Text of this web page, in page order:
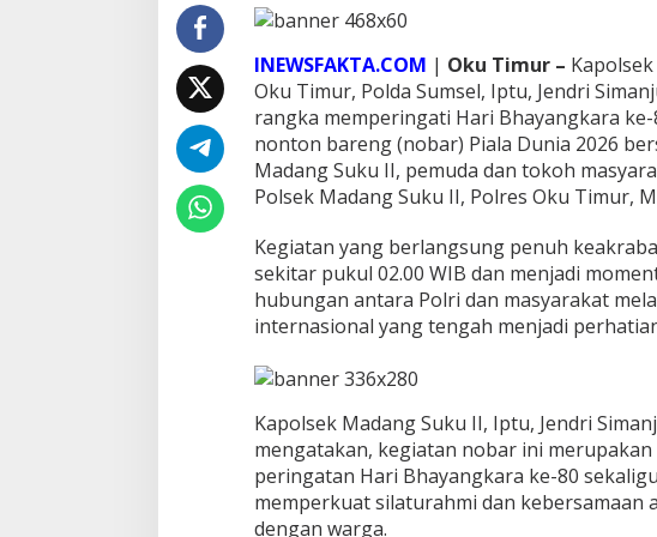
0
6
B
e
r
s
a
m
a
a
s
y
a
r
k
t
,
P
e
r
k
INEWSFAKTA.COM | Oku Timur –
Oku Timur, Polda Sumsel, Iptu, Jendri
rangka memperingati Hari Bhayangkara
nonton bareng (nobar) Piala Dunia 2026
Madang Suku II, pemuda dan tokoh
Polsek Madang Suku II, Polres Oku Timur,
‎Kegiatan yang berlangsung penuh
sekitar pukul 02.00 WIB dan menjadi
hubungan antara Polri dan masyarakat
internasional yang tengah menjadi
‎Kapolsek Madang Suku II, Iptu, Jendri
mengatakan, kegiatan nobar ini
peringatan Hari Bhayangkara ke-80
memperkuat silaturahmi dan kebersamaan
dengan warga.